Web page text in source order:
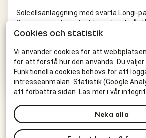
Solcellsanläggning med svarta Longi-
Sungrow-system, direktmonterat på
Weland-stål och uppkopplat mot
Longi Full Black ~8,6 kWp
Sungrow
Sungrow-batteri
Flex-/stödtjänster
Solceller och batteri iSjöbo
Cookies och statistik
Vi använder cookies för att
för att förstå hur den används. Du väljer
Funktionella cookies behövs för att
intresseanmälan. Statistik (Google
att förbättra sidan. Läs mer i vår
Neka alla